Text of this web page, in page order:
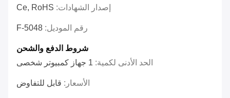
إصدار الشهادات: Ce, RoHS
رقم الموديل: F-5048
شروط الدفع والشحن
الحد الأدنى لكمية: 1 جهاز كمبيوتر شخصى
الأسعار: قابل للتفاوض